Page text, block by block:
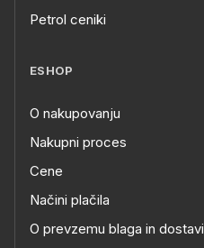
Petrol ceniki
ESHOP
O nakupovanju
Nakupni proces
Cene
Načini plačila
O prevzemu blaga in dostavi